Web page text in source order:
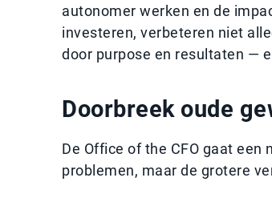
autonomer werken en de
investeren, verbeteren niet
door purpose en resultaten —
Doorbreek oude
De Office of the CFO gaat
problemen, maar de grotere